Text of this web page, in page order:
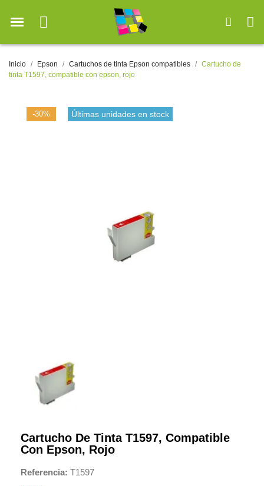
Inicio Epson Cartuchos de tinta Epson compatibles
Cartucho de
tinta T1597, compatible con epson, rojo
-30% Últimas unidades en stock
Cartucho De Tinta T1597, Compatible
Con Epson, Rojo
Referencia T1597